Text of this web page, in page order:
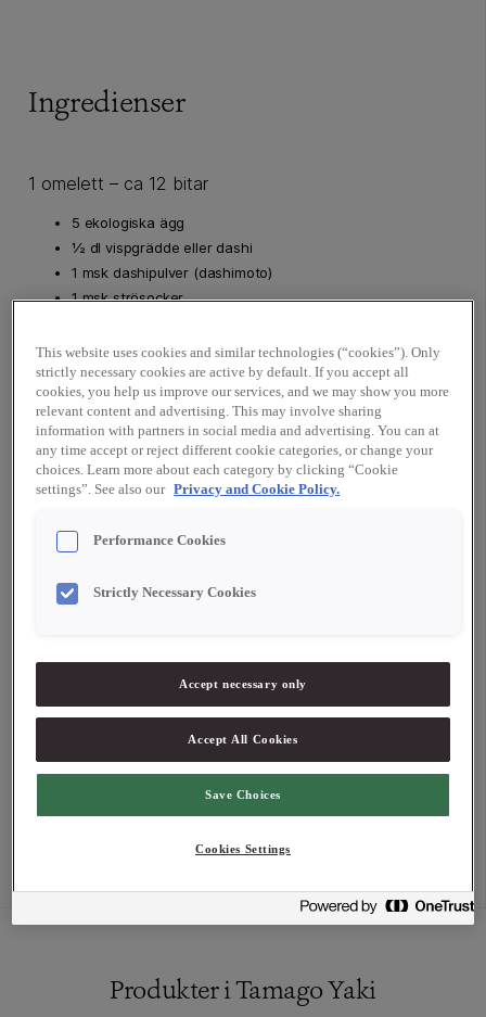
Knäck äggen i en bunke. Tillsätt grädde, dashipulver,
socker och salt. Vispa så att allt blandar sig.
Värm upp en tamagopanna eller en vanlig stekpanna på
låg värme. Häll lite olja i pannan och tillsätt cirka ½ dl
När äggsmeten har stelnat lite på ytan, vik in omelettens
ena sidan av pannan och häll i cirka ½ dl smet. Lyft lite
igen. Fortsätt på samma sätt tills äggsmeten är slut.
Servering: Skiva tamagon med en vass kniv i cirka ½ cm
tjocka skivor och lägg på en tallrik.
Ingredienser
1 omelett – ca 12 bitar
5 ekologiska ägg
½ dl vispgrädde eller dashi
1 msk dashipulver (dashimoto)
1 msk strösocker
matolja till stekning
Produkter i Tamago Yaki
This website uses cookies and similar technologies (“cookies”). Only
strictly necessary cookies are active by default. If you accept all
cookies, you help us improve our services, and we may show you more
relevant content and advertising. This may involve sharing
information with partners in social media and advertising. You can at
any time accept or reject different cookie categories, or change your
choices. Learn more about each category by clicking “Cookie
settings”. See also our Privacy and Cookie Policy.
Performance Cookies
Strictly Necessary Cookies
Accept necessary only
Accept All Cookies
Save Choices
Cookies Settings